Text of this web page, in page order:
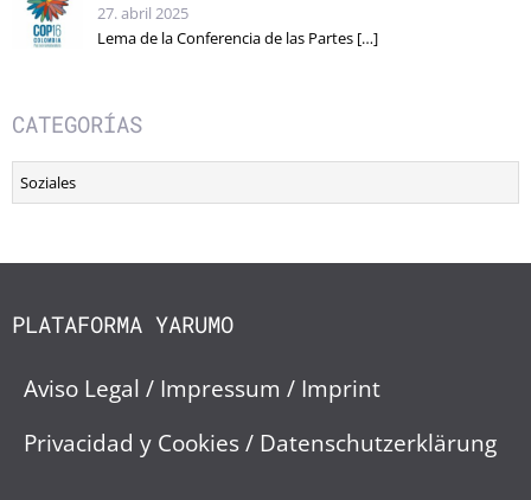
27. abril 2025
Lema de la Conferencia de las Partes […]
CATEGORÍAS
Categorías
PLATAFORMA YARUMO
Aviso Legal / Impressum / Imprint
Privacidad y Cookies / Datenschutzerklärung